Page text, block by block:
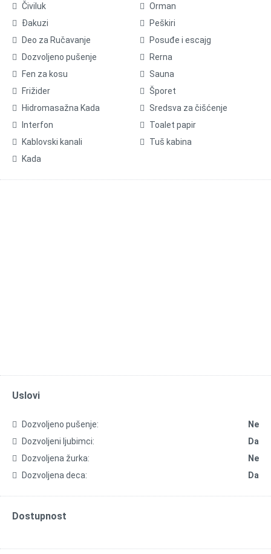
Čiviluk
Đakuzi
Deo za Ručavanje
Dozvoljeno pušenje
Fen za kosu
Frižider
Hidromasažna Kada
Interfon
Kablovski kanali
Kada
Orman
Peškiri
Posuđe i escajg
Rerna
Sauna
Šporet
Sredsva za čišćenje
Toalet papir
Tuš kabina
Uslovi
Dozvoljeno pušenje:
Ne
Dozvoljeni ljubimci:
Da
Dozvoljena žurka:
Ne
Dozvoljena deca:
Da
Dostupnost